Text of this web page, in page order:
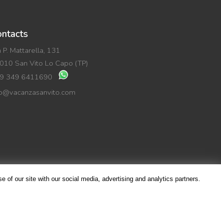
P. Mattarella, 131
San Vito Lo Capo (TP)
349 6411690
of our site with our social media, advertising and analytics partners.